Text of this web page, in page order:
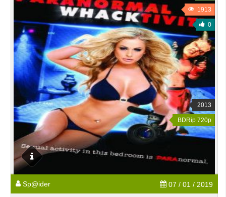
1913
0
2013
BDRip 720p
Sp@ider 07 / 01 / 2019